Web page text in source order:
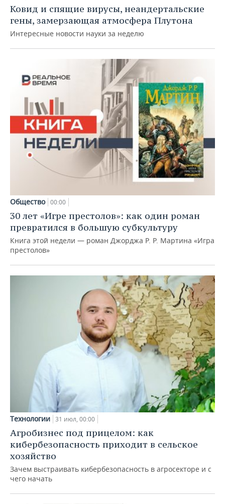
Ковид и спящие вирусы, неандертальские
гены, замерзающая атмосфера Плутона
Интересные новости науки за неделю
Общество 00:00
30 лет «Игре престолов»: как один роман
превратился в большую субкультуру
Книга этой недели — роман Джорджа Р. Р. Мартина «Игра
престолов»
Технологии 31 июл, 00:00
Агробизнес под прицелом: как
кибербезопасность приходит в сельское
хозяйство
Зачем выстраивать кибербезопасность в агросекторе и с
чего начать